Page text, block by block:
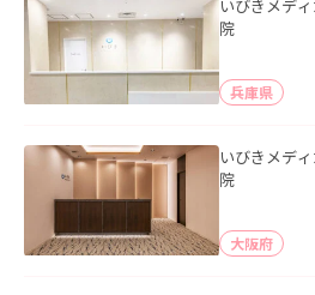
いびきメデ
院
兵庫県
いびきメデ
院
大阪府